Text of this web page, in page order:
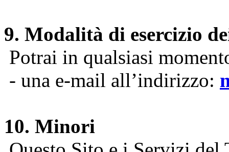
9. Modalità di esercizio
Potrai in qualsiasi
- una e-mail all’indirizzo:
10. Minori